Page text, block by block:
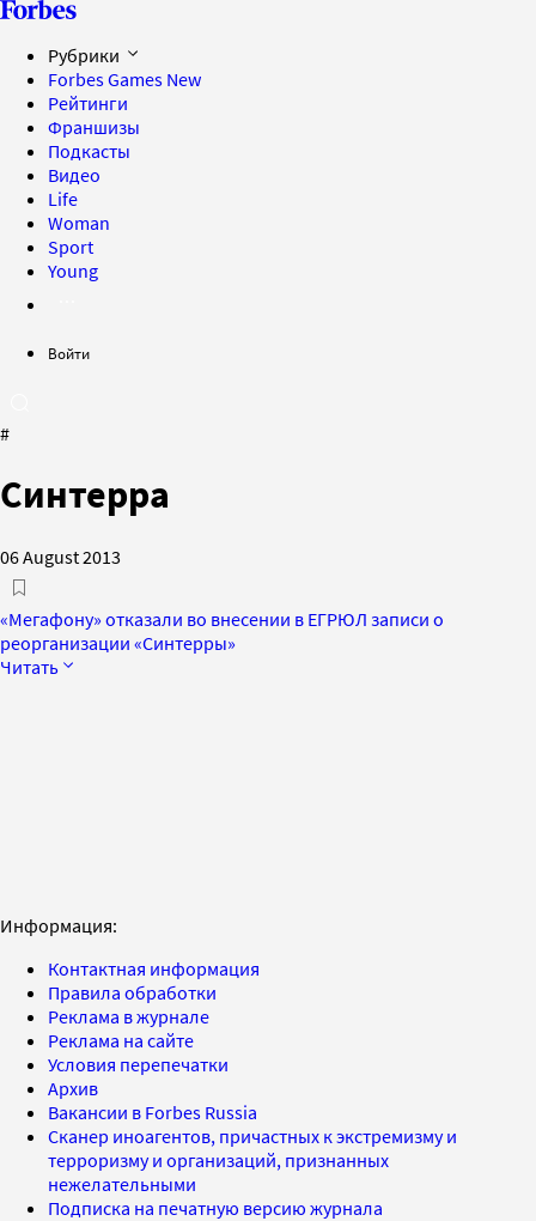
Рубрики
Forbes Games New
Рейтинги
Франшизы
Подкасты
Видео
Life
Woman
Sport
Young
Войти
#
Синтерра
06 August 2013
«Мегафону» отказали во внесении в ЕГРЮЛ записи о
реорганизации «Синтерры»
Читать
Информация:
Контактная информация
Правила обработки
Реклама в журнале
Реклама на сайте
Условия перепечатки
Архив
Вакансии в Forbes Russia
Сканер иноагентов, причастных к экстремизму и
терроризму и организаций, признанных
нежелательными
Подписка на печатную версию журнала